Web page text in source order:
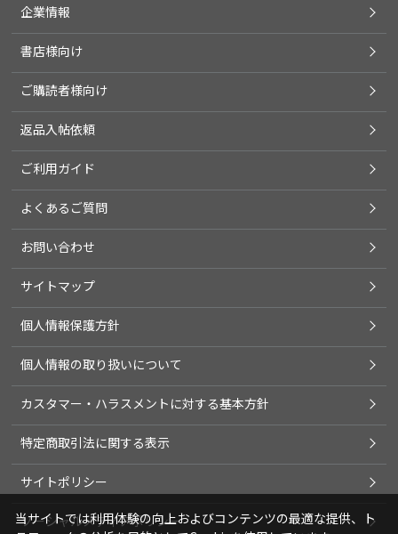
企業情報
書店様向け
ご購読者様向け
返品入帖依頼
ご利用ガイド
よくあるご質問
お問い合わせ
サイトマップ
個人情報保護方針
個人情報の取り扱いについて
カスタマー・ハラスメントに対する基本方針
特定商取引法に関する表示
サイトポリシー
ソーシャルメディアポリシー
当サイトでは利用体験の向上およびコンテンツの最適な提供、ト